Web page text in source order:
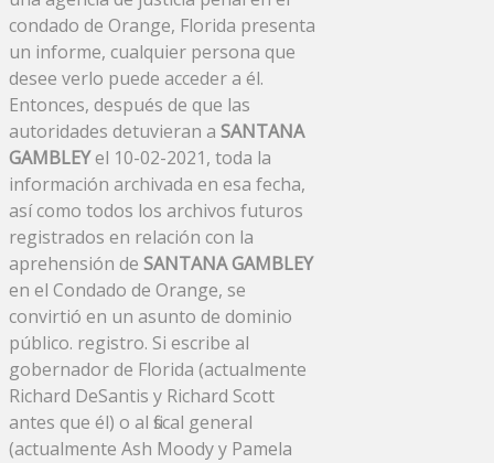
condado de Orange, Florida presenta
un informe, cualquier persona que
desee verlo puede acceder a él.
Entonces, después de que las
autoridades detuvieran a SANTANA
GAMBLEYel 10-02-2021, toda la
información archivada en esa fecha,
así como todos los archivos futuros
registrados en relación con la
aprehensión de SANTANA GAMBLEY
en el Condado de Orange, se
convirtió en un asunto de dominio
público. registro. Si escribe al
gobernador de Florida (actualmente
Richard DeSantis y Richard Scott
antes que él) o al fiscal general
(actualmente Ash Moody y Pamela